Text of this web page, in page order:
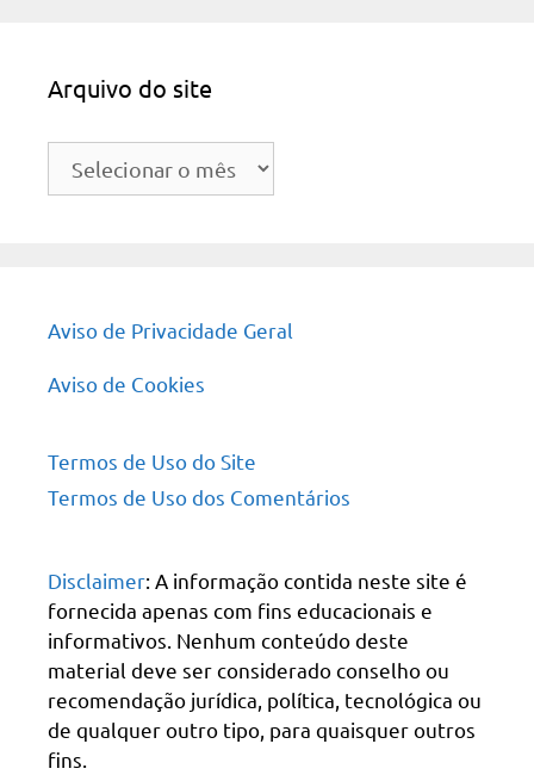
Arquivo do site
Arquivo
Aviso de Privacidade Geral
Aviso de Cookies
Termos de Uso do Site
Termos de Uso dos Comentários
Disclaimer: A informação contida neste site é
fornecida apenas com fins educacionais e
informativos. Nenhum conteúdo deste
material deve ser considerado conselho ou
recomendação jurídica, política, tecnológica ou
de qualquer outro tipo, para quaisquer outros
fins.